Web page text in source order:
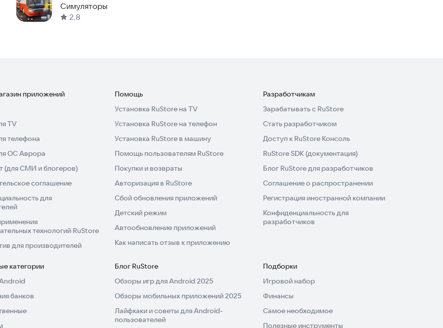
сбора мусора до сложных вызовов в трудных
ощущение настоящего современного города
городской шум добавляют реалистичности
аккуратности и ответственности. Сможете
профессионализму.
Симуляторы
2,8
приложений
TV
телефона
ОС Аврора
(для СМИ и блогеров)
соглашение
для
технологий RuStore
для производителей
Помощь
Установка RuStore на TV
Установка RuStore на телефон
Установка RuStore в машину
Помощь пользователям RuStore
Покупки и возвраты
Авторизация в RuStore
Сбой обновления приложений
Детский режим
Автообновление приложений
Как написать отзыв к приложению
Разработчикам
Зарабатывать с RuStore
Стать разработчиком
Доступ к RuStore Консоль
RuStore SDK (документация)
Блог RuStore для разработчиков
Соглашение о распространении
Регистрация иностранной компании
Конфиденциальность для
разработчиков
категории
банков
Блог RuStore
Обзоры игр для Android 2025
Обзоры мобильных приложений 2025
Лайфхаки и советы для Android-
пользователей
Подборки
Игровой набор
Финансы
Самое необходимое
Полезные инструменты